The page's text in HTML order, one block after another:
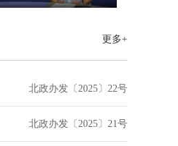
更多+
北政办发〔2025〕22号
北政办发〔2025〕21号